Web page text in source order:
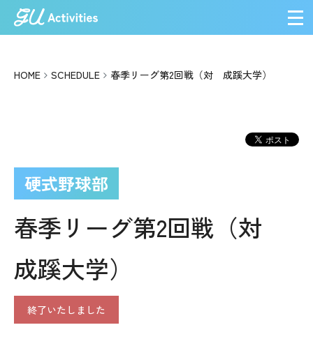
メ
HOME SCHEDULE 春季リーグ第2回戦（対 成蹊大学）
硬式野球部
春季リーグ第2回戦（対
成蹊大学）
終了いたしました